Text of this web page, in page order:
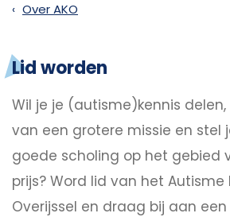
Over AKO
Lid worden
Wil je je (autisme)kennis
van een grotere missie en stel
goede scholing op het gebied
prijs? Word lid van het Autisme
Overijssel en draag bij aan een